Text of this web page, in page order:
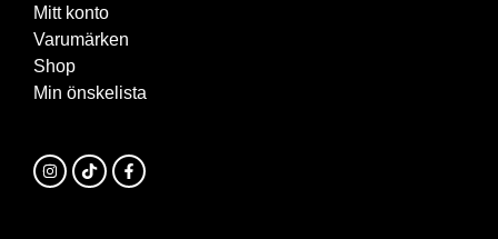
Mitt konto
Varumärken
Shop
Min önskelista